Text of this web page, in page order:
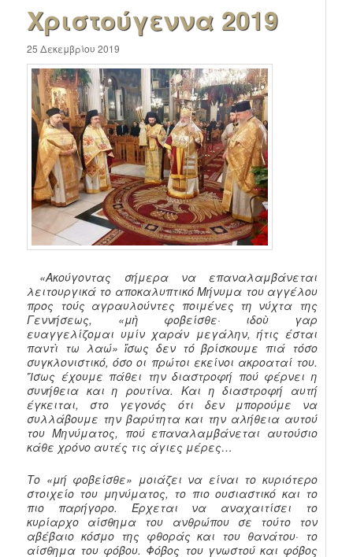
Χριστούγεννα 2019
25 Δεκεμβρίου 2019
«Ακούγοντας σήμερα να επαναλαμβάνεται
λειτουργικά το αποκαλυπτικό Μήνυμα του αγγέλου
προς τούς αγραυλούντες ποιμένες τη νύχτα της
Γεννήσεως, «μὴ φοβείσθε· ιδοὺ γαρ
ευαγγελίζομαι υμίν χαράν μεγάλην, ήτις έσται
παντὶ τω λαώ» ἴσως δεν τό βρίσκουμε πιά τόσο
συγκλονιστικό, όσο οι πρώτοι εκείνοι ακροαταί του.
Ἴσως έχουμε πάθει την διαστροφή πού φέρνει η
συνήθεια και η ρουτίνα. Και η διαστροφή αυτή
έγκειται, στο γεγονός ότι δεν μπορούμε να
συλλάβουμε την βαρύτητα και την αλήθεια αυτού
του Μηνύματος, πού επαναλαμβάνεται αυτούσιο
κάθε χρόνο αυτές τις άγιες μέρες…
Το «μή φοβείσθε» μοιάζει να είναι το κυριότερο
στοιχείο του μηνύματος, το πιο ουσιαστικό και το
πιο παρήγορο. Έρχεται να αναχαιτίσει το
κυρίαρχο αίσθημα του ανθρώπου σε τούτο τον
αβέβαιο κόσμο της φθοράς και του θανάτου· το
αίσθημα του φόβου. Φόβος του γνωστού και φόβος